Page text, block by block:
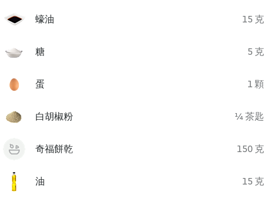
蠔油 15 克
糖 5 克
蛋 1 顆
白胡椒粉 ¼ 茶匙
奇福餅乾 150 克
油 15 克